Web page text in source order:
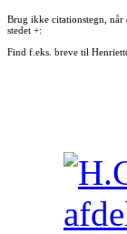
Brug ikke citationstegn, når
stedet +:
Find f.eks. breve til